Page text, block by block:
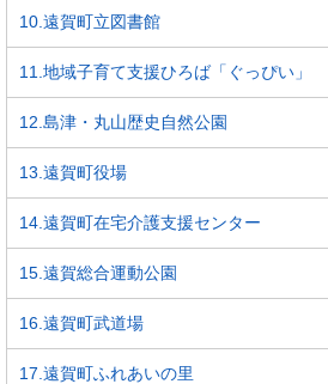
10.遠賀町立図書館
11.地域子育て支援ひろば「ぐっぴい」
12.島津・丸山歴史自然公園
13.遠賀町役場
14.遠賀町在宅介護支援センター
15.遠賀総合運動公園
16.遠賀町武道場
17.遠賀町ふれあいの里